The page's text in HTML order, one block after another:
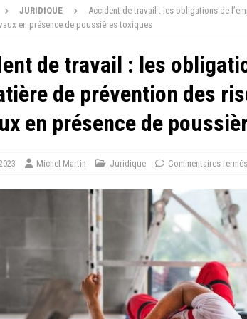
JURIDIQUE
Accident de travail : les obligations de
en présence de poussières toxiques
de travail : les
de prévention des
en présence de
Michel Martin Juridique Commentaires fermés